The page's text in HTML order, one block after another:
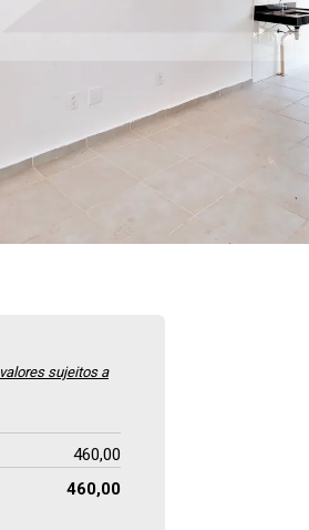
valores sujeitos a
460,00
460,00